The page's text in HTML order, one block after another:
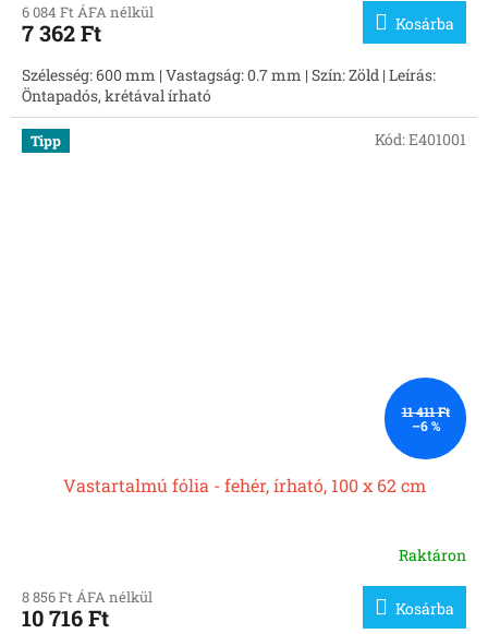
6 084 Ft ÁFA nélkül
7 362 Ft Kosárba
Szélesség: 600 mm | Vastagság: 0.7 mm | Szín: Zöld | Leírás:
Öntapadós, krétával írható
Tipp
11 411 Ft
–6 %
Vastartalmú fólia - fehér, írható, 100 x 62 cm
Raktáron
8 856 Ft ÁFA nélkül
10 716 Ft Kosárba
Kód:E401001